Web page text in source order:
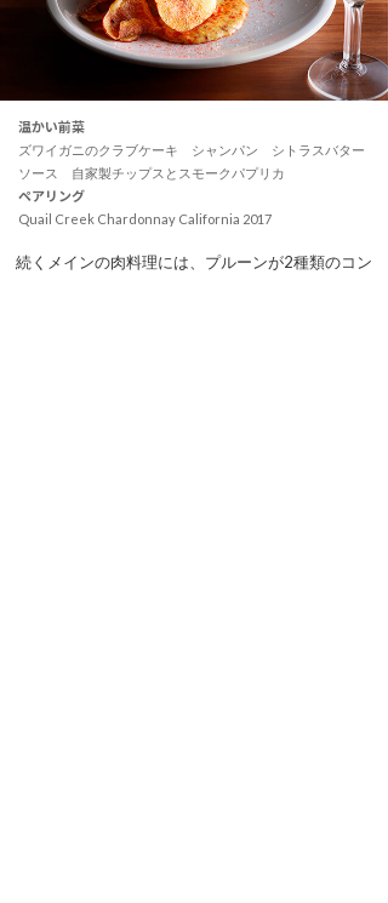
温かい前菜
ズワイガニのクラブケーキ シャンパン シトラスバター
ソース 自家製チップスとスモークパプリカ
ペアリング
Quail Creek Chardonnay California 2017
続くメインの肉料理には、プルーンが2種類のコン